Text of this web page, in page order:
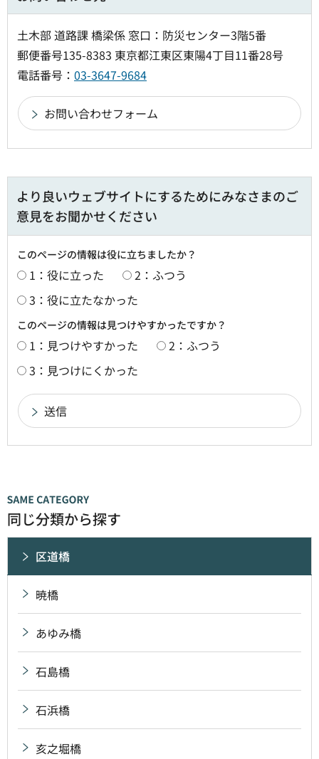
土木部 道路課 橋梁係 窓口：防災センター3階5番
郵便番号135-8383 東京都江東区東陽4丁目11番28号
電話番号： 03-3647-9684
より良いウェブサイトにするためにみなさまのご
意見をお聞かせください
このページの情報は役に立ちましたか？
1：役に立った
2：ふつう
3：役に立たなかった
このページの情報は見つけやすかったですか？
1：見つけやすかった
2：ふつう
3：見つけにくかった
同じ分類から探す
区道橋
暁橋
あゆみ橋
石島橋
石浜橋
亥之堀橋